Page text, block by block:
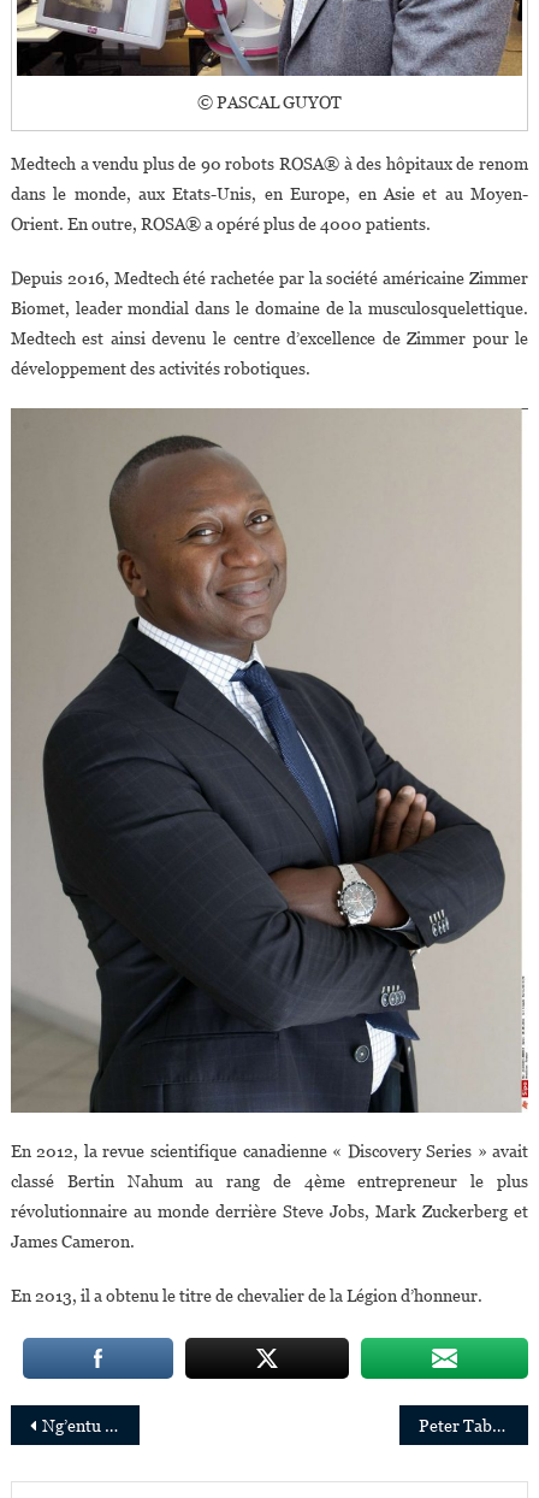
© PASCAL GUYOT
Medtech a vendu plus de 90 robots ROSA® à des hôpitaux de renom
dans le monde, aux Etats-Unis, en Europe, en Asie et au Moyen-
Orient. En outre, ROSA® a opéré plus de 4000 patients.
Depuis 2016, Medtech été rachetée par la société américaine Zimmer
Biomet, leader mondial dans le domaine de la musculosquelettique.
Medtech est ainsi devenu le centre d’excellence de Zimmer pour le
développement des activités robotiques.
En 2012, la revue scientifique canadienne « Discovery Series » avait
classé Bertin Nahum au rang de 4ème entrepreneur le plus
révolutionnaire au monde derrière Steve Jobs, Mark Zuckerberg et
James Cameron.
En 2013, il a obtenu le titre de chevalier de la Légion d’honneur.
Navigation
de
Ng’entu Njeru nommé Directeur général de Nestlé en Afrique de l’Est Peter Tabichi, première personnalité nommée « Champion for Children in Conflicts and Crisis »